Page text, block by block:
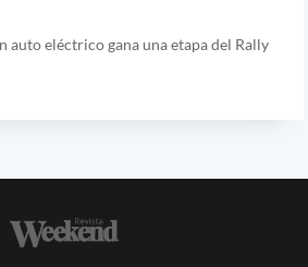
auto eléctrico gana una etapa del Rally